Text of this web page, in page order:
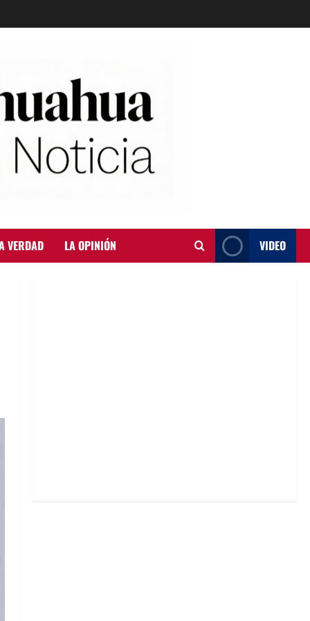
VERDAD LA OPINIÓN VIDEO